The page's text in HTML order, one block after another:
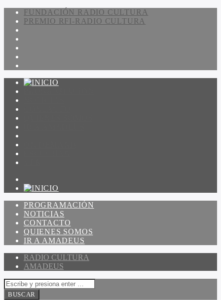
FUNDACIÓN RADIO CULTURA
PREMIO RFI-RADIO CULTURA
PROGRAMACIÓN
NOTICIAS
CONTACTO
QUIENES SOMOS
IR A AMADEUS
RADIO CULTURA
AMADEUS